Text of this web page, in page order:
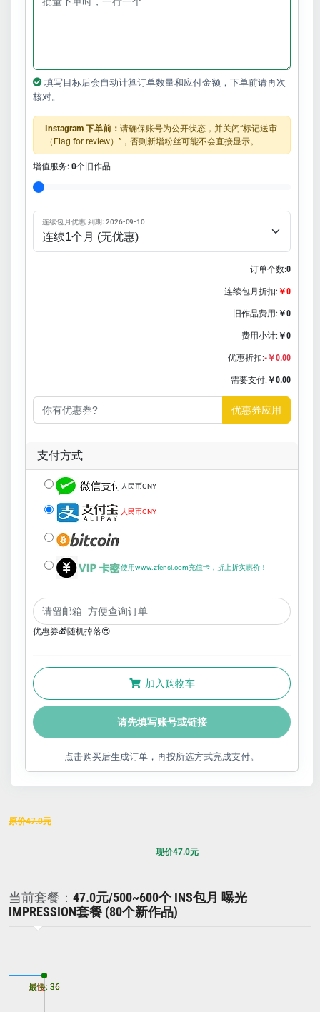
填写目标后会自动计算订单数量和应付金额，下单前请再次
核对。
Instagram 下单前： 请确保账号为公开状态，并关闭“标记送审
（Flag for review）”，否则新增粉丝可能不会直接显示。
增值服务: 0个旧作品
连续包月优惠 到期: 2026-09-10
订单个数:0
连续包月折扣: ￥0
旧作品费用: ￥0
费用小计: ￥0
优惠折扣:-￥0.00
需要支付: ￥0.00
优惠券应用
支付方式
人民币CNY
人民币CNY
使用www.zfensi.com充值卡，折上折实惠价！
优惠券🎁随机掉落😍
加入购物车
请先填写账号或链接
点击购买后生成订单，再按所选方式完成支付。
原价47.0元
现价47.0元
当前套餐： 47.0元/500~600个 INS包月 曝光
IMPRESSION套餐 (80个新作品)
最慢: 36
最快: 36